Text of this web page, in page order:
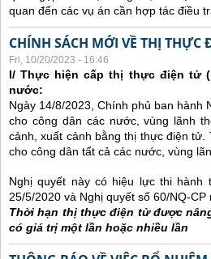
quan đến các vụ án cần hợp tác điều
CHÍNH SÁCH MỚI VỀ THỊ
Fri, 10/20/2023 - 16:46
I/ Thực hiện cấp thị thực điện tử
nước:
Ngày 14/8/2023, Chính phủ ban hành
cho công dân các nước, vùng lãnh
cảnh, xuất cảnh bằng thị thực điện
cho công dân tất cả các nước, vùng
Nghị quyết này có hiệu lực thi hành
25/5/2020 và Nghị quyết số 60/NQ-CP
Thời hạn thị thực điện tử được
có giá trị một lần hoặc nhiều lần